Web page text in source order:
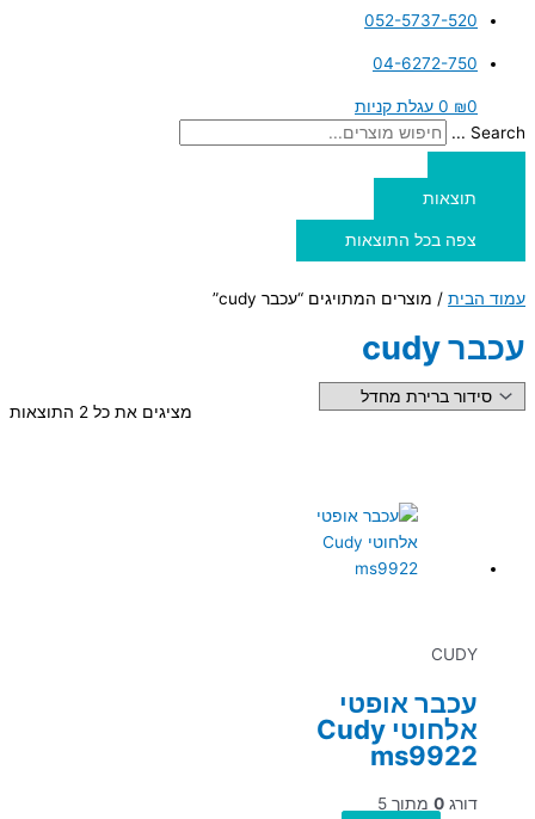
052-5737-520
04-6272-750
₪0
0 עגלת קניות
Search ...
תוצאות
צפה בכל התוצאות
עמוד הבית / מוצרים המתויגים “עכבר cudy”
עכבר cudy
מציגים את כל ⁦2⁩ התוצאות
CUDY
עכבר אופטי
אלחוטי Cudy
ms9922
דורג 0 מתוך 5